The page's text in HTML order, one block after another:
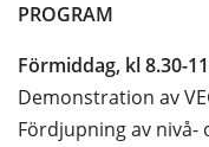
PROGRAM
Förmiddag, kl 8.30-
Demonstration av
Fördjupning av nivå-